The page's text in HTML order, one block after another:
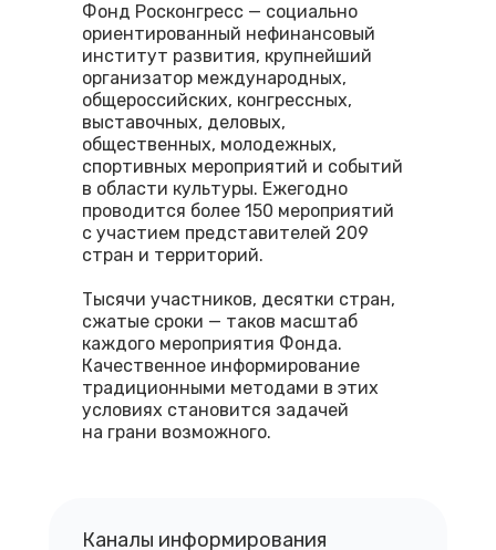
Каналы информирования
Фонд Росконгресс — социально
ориентированный нефинансовый
институт развития, крупнейший
организатор международных,
общероссийских, конгрессных,
выставочных, деловых,
общественных, молодежных,
спортивных мероприятий и событий
в области культуры. Ежегодно
проводится более 150 мероприятий
с участием представителей 209
стран и территорий.
Тысячи участников, десятки стран,
сжатые сроки — таков масштаб
каждого мероприятия Фонда.
Качественное информирование
традиционными методами в этих
условиях становится задачей
на грани возможного.